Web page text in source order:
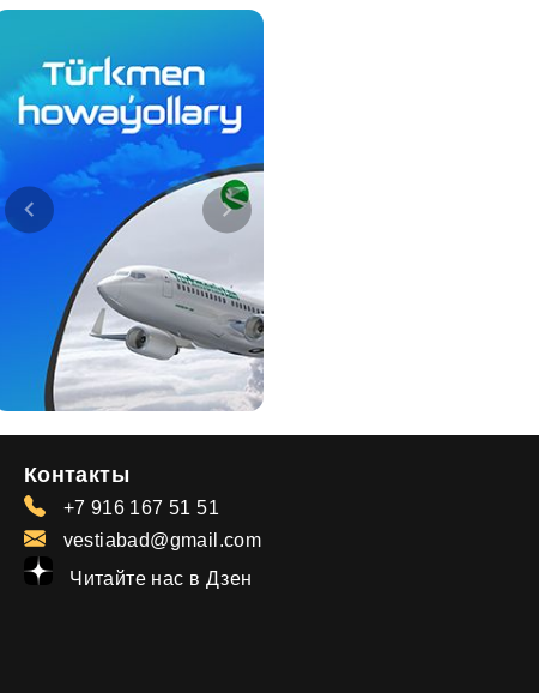
Контакты
+7 916 167 51 51
vestiabad@gmail.com
Читайте нас в Дзен